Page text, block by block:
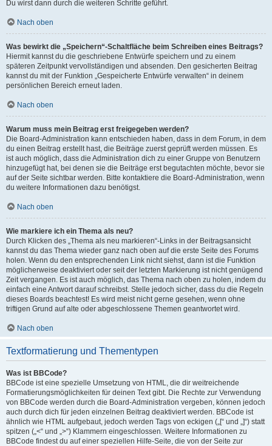
Du wirst dann durch die weiteren Schritte geführt.
Nach oben
Was bewirkt die „Speichern“-Schaltfläche beim Schreiben eines Beitrags?
Hiermit kannst du die geschriebene Entwürfe speichern und zu einem
späteren Zeitpunkt vervollständigen und absenden. Den gesicherten Beitrag
kannst du mit der Funktion „Gespeicherte Entwürfe verwalten“ in deinem
persönlichen Bereich erneut laden.
Nach oben
Warum muss mein Beitrag erst freigegeben werden?
Die Board-Administration kann entschieden haben, dass in dem Forum, in dem
du einen Beitrag erstellt hast, die Beiträge zuerst geprüft werden müssen. Es
ist auch möglich, dass die Administration dich zu einer Gruppe von Benutzern
hinzugefügt hat, bei denen sie die Beiträge erst begutachten möchte, bevor sie
auf der Seite sichtbar werden. Bitte kontaktiere die Board-Administration, wenn
du weitere Informationen dazu benötigst.
Nach oben
Wie markiere ich ein Thema als neu?
Durch Klicken des „Thema als neu markieren“-Links in der Beitragsansicht
kannst du das Thema wieder ganz nach oben auf die erste Seite des Forums
holen. Wenn du den entsprechenden Link nicht siehst, dann ist die Funktion
möglicherweise deaktiviert oder seit der letzten Markierung ist nicht genügend
Zeit vergangen. Es ist auch möglich, das Thema nach oben zu holen, indem du
einfach eine Antwort darauf schreibst. Stelle jedoch sicher, dass du die Regeln
dieses Boards beachtest! Es wird meist nicht gerne gesehen, wenn ohne
triftigen Grund auf alte oder abgeschlossene Themen geantwortet wird.
Nach oben
Textformatierung und Thementypen
Was ist BBCode?
BBCode ist eine spezielle Umsetzung von HTML, die dir weitreichende
Formatierungsmöglichkeiten für deinen Text gibt. Die Rechte zur Verwendung
von BBCode werden durch die Board-Administration vergeben, können jedoch
auch durch dich für jeden einzelnen Beitrag deaktiviert werden. BBCode ist
ähnlich wie HTML aufgebaut, jedoch werden Tags von eckigen („[“ und „]“) statt
spitzen („<“ und „>“) Klammern eingeschlossen. Weitere Informationen zu
BBCode findest du auf einer speziellen Hilfe-Seite, die von der Seite zur